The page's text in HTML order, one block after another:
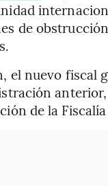
de
el nuevo fiscal
de la